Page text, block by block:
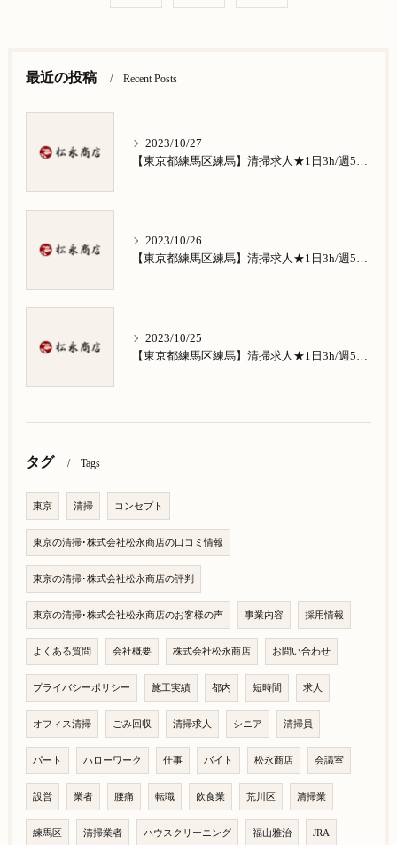
最近の投稿 Recent Posts
2023/10/27
【東京都練馬区練馬】清掃求人★1日3h/週5日/祝日お休み★谷原在住の方歓迎
2023/10/26
【東京都練馬区練馬】清掃求人★1日3h/週5日/祝日お休み★南田中在住の方歓迎
2023/10/25
【東京都練馬区練馬】清掃求人★1日3h/週5日/祝日お休み★南大泉在住の方歓迎
タグ Tags
東京 清掃 コンセプト
東京の清掃･株式会社松永商店の口コミ情報
東京の清掃･株式会社松永商店の評判
東京の清掃･株式会社松永商店のお客様の声 事業内容 採用情報
よくある質問 会社概要 株式会社松永商店 お問い合わせ
プライバシーポリシー 施工実績 都内 短時間 求人
オフィス清掃 ごみ回収 清掃求人 シニア 清掃員
パート ハローワーク 仕事 バイト 松永商店 会議室
設営 業者 腰痛 転職 飲食業 荒川区 清掃業
練馬区 清掃業者 ハウスクリーニング 福山雅治 JRA